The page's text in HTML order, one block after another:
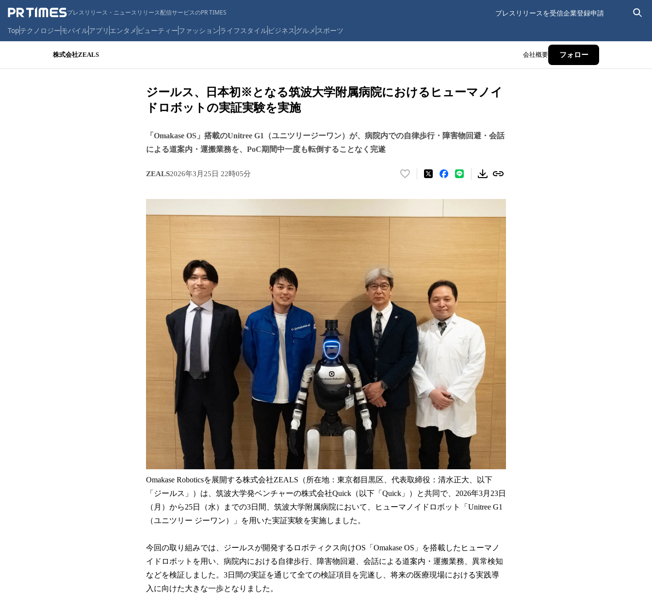
プレスリリース・ニュースリリース配信サービスのPR TIMES プレスリリースを受信企業登録申請
Topテクノロジーモバイルアプリ エンタメ ビューティーファッションライフスタイルビジネス グルメ スポーツ
株式会社ZEALS 会社概要 フォロー
ジールス、日本初※となる筑波大学附属病院におけるヒューマノイ
ドロボットの実証実験を実施
「Omakase OS」搭載のUnitree G1（ユニツリージーワン）が、病院内での自律歩行・障害物回避・会話
による道案内・運搬業務を、PoC期間中一度も転倒することなく完遂
ZEALS2026年3月25日 22時05分
い
ね
数
す
Omakase Roboticsを展開する株式会社ZEALS（所在地：東京都目黒区、代表取締役：清水正大、以下
「ジールス」）は、筑波大学発ベンチャーの株式会社Quick（以下「Quick」）と共同で、2026年3月23日
（月）から25日（水）までの3日間、筑波大学附属病院において、ヒューマノイドロボット「Unitree G1
（ユニツリー ジーワン）」を用いた実証実験を実施しました。
今回の取り組みでは、ジールスが開発するロボティクス向けOS「Omakase OS」を搭載したヒューマノ
イドロボットを用い、病院内における自律歩行、障害物回避、会話による道案内・運搬業務、異常検知
などを検証しました。3日間の実証を通じて全ての検証項目を完遂し、将来の医療現場における実践導
入に向けた大きな一歩となりました。